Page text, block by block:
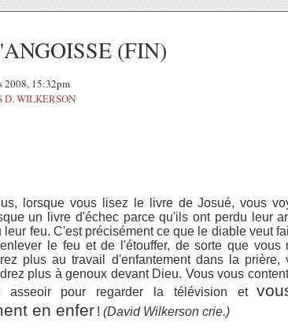
(FIN)
2008, 15:32pm
D. WILKERSON
lorsque vous lisez le livre de Josué, vous
un livre d'échec parce qu'ils ont perdu leur
leur feu. C'est précisément ce que le diable veut
le feu et de l'étouffer, de sorte que vous
plus au travail d'enfantement dans la prière,
plus à genoux devant Dieu. Vous vous
asseoir pour regarder la télévision et
en enfer ! (David Wilkerson crie.)